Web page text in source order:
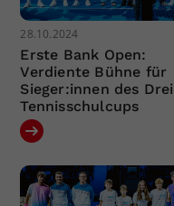
28.10.2024
Erste Bank Open:
Verdiente Bühne für
Sieger:innen des Drei
Tennisschulcups